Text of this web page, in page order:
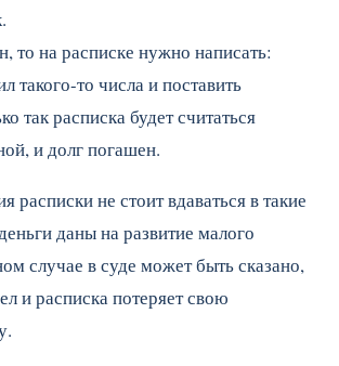
то на расписке нужно написать:
такого-то числа и поставить
так расписка будет считаться
и долг погашен.
расписки не стоит вдаваться в такие
даны на развитие малого
случае в суде может быть сказано,
и расписка потеряет свою